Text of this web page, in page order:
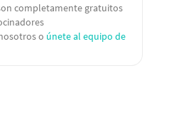
completamente gratuitos
o únete al equipo de